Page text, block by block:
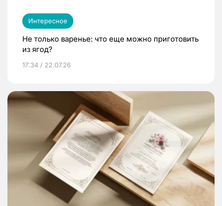
Интересное
Не только варенье: что еще можно приготовить
из ягод?
17:34 / 22.07.26